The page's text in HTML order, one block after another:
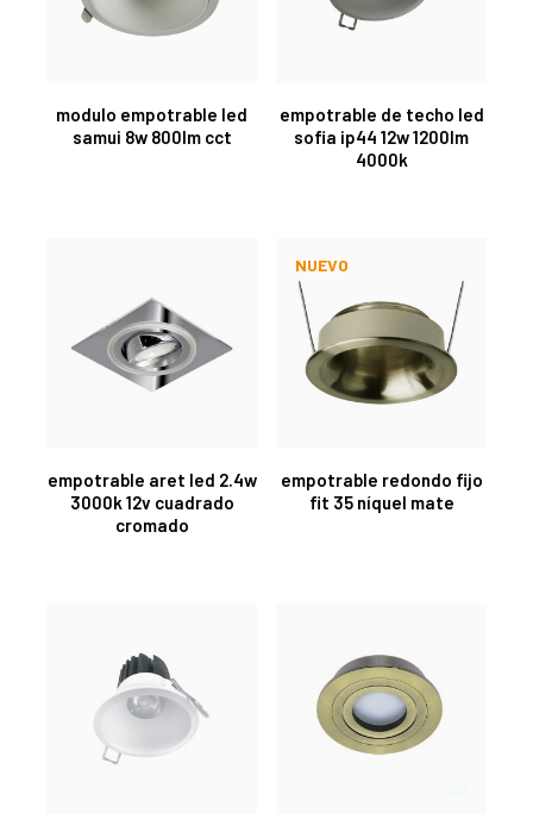
modulo empotrable led
samui 8w 800lm cct
empotrable de techo led
sofia ip44 12w 1200lm
4000k
empotrable aret led 2.4w
3000k 12v cuadrado
cromado
empotrable redondo fijo
fit 35 níquel mate
NUEVO